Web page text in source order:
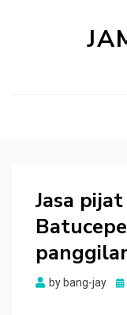
Jasa
by bang-jay